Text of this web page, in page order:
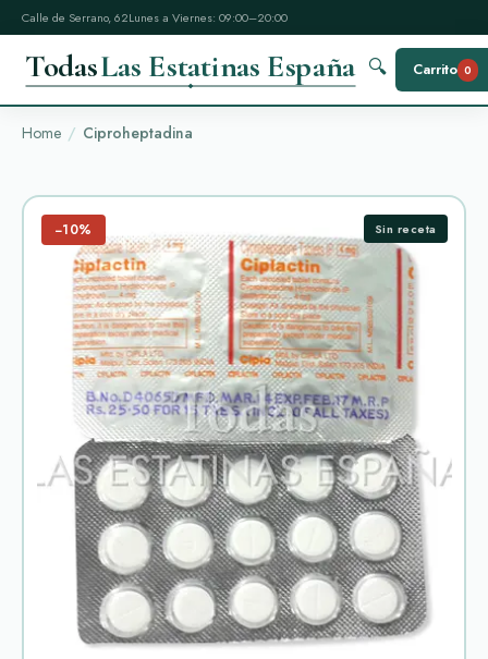
Calle de Serrano, 62Lunes a Viernes: 09:00–20:00
TodasLas Estatinas España 🔍 Carrito 0
Home Ciproheptadina
−10% Sin receta